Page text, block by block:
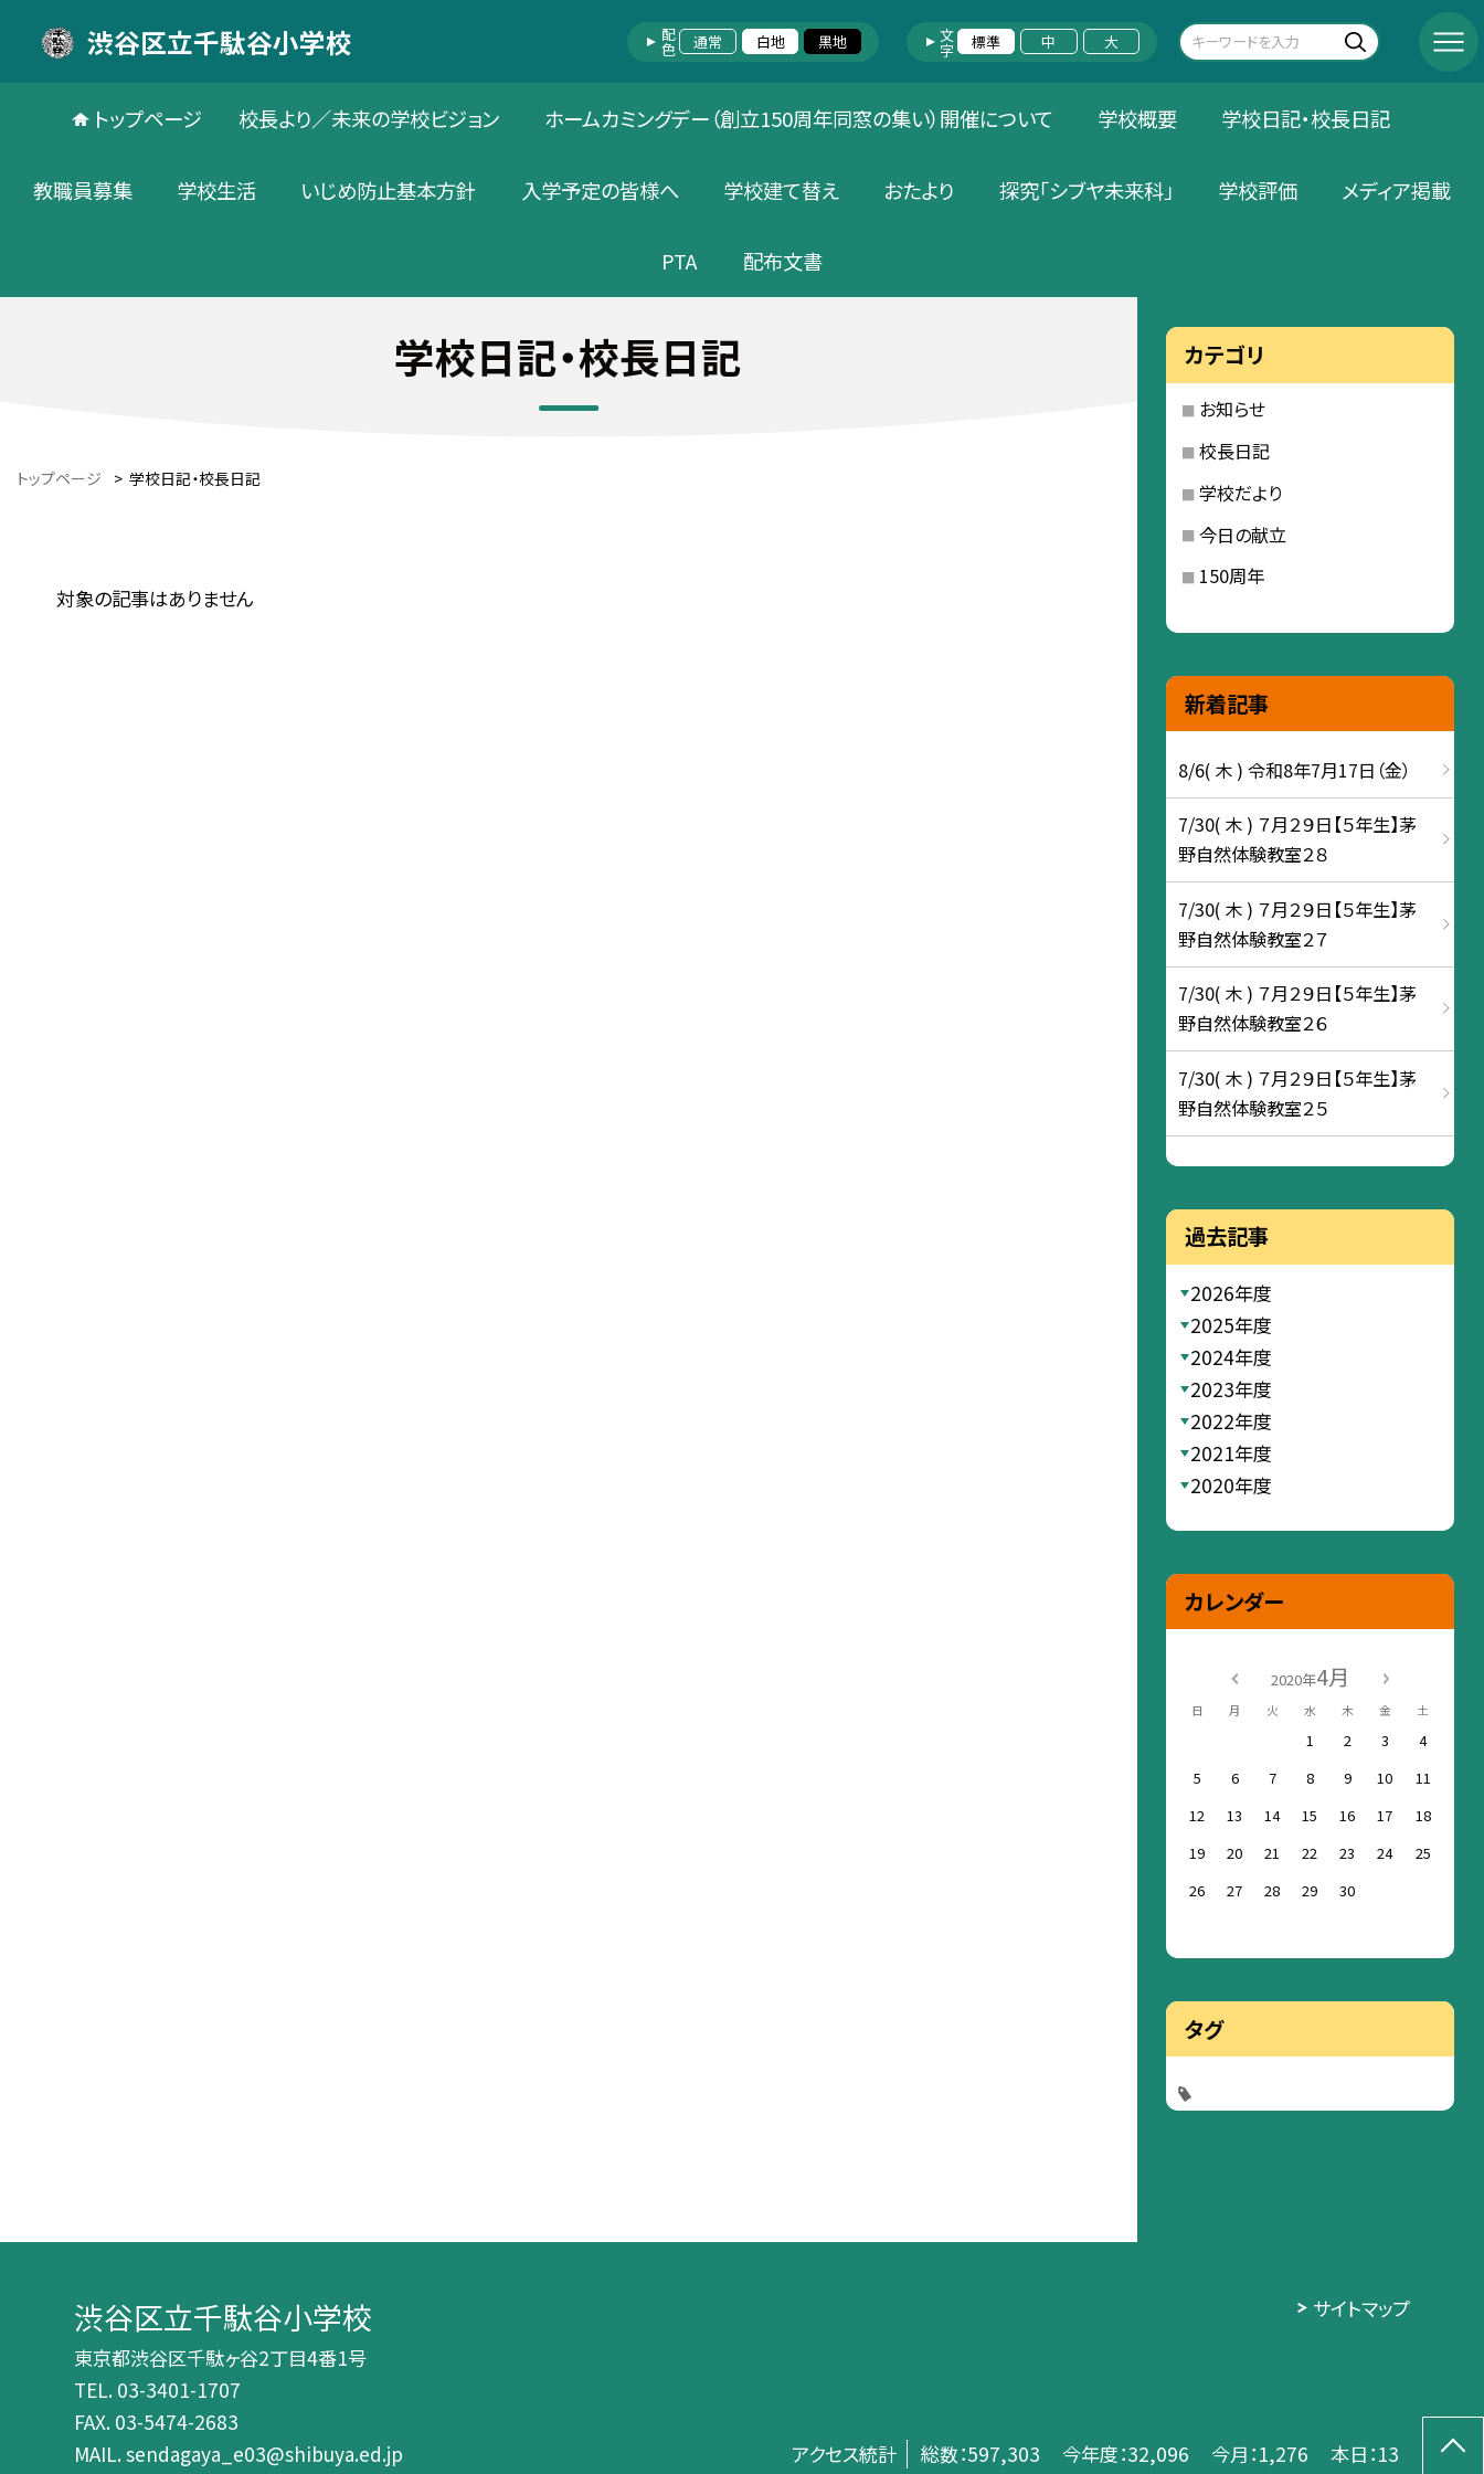
渋谷区立千駄谷小学校 配色 通常 白地 黒地 文字 標準 中 大
トップページ 校長より／未来の学校ビジョン ホームカミングデー（創立150周年同窓の集い）開催について 学校概要 学校日記・校長日記
教職員募集 学校生活 いじめ防止基本方針 入学予定の皆様へ 学校建て替え おたより 探究「シブヤ未来科」 学校評価 メディア掲載
PTA 配布文書
学校日記・校長日記
トップページ > 学校日記・校長日記
対象の記事はありません
カテゴリ
お知らせ
校長日記
学校だより
今日の献立
150周年
新着記事
8/6( 木 ) 令和8年7月17日（金）
7/30( 木 ) ７月２９日【５年生】茅
野自然体験教室２８
7/30( 木 ) ７月２９日【５年生】茅
野自然体験教室２７
7/30( 木 ) ７月２９日【５年生】茅
野自然体験教室２６
7/30( 木 ) ７月２９日【５年生】茅
野自然体験教室２５
過去記事
2026年度
2025年度
2024年度
2023年度
2022年度
2021年度
2020年度
カレンダー
2020年4月
日 月 火 水 木 金 土
1 2 3
4
5
6 7 8 9 10
11
12
13 14 15 16 17
18
19
20 21 22 23 24
25
26
27 28 29 30
タグ
渋谷区立千駄谷小学校
東京都渋谷区千駄ヶ谷2丁目4番1号
TEL. 03-3401-1707
FAX. 03-5474-2683
MAIL. sendagaya_e03@shibuya.ed.jp
サイトマップ
アクセス統計 総数：597,303 今年度：32,096 今月：1,276 本日：13